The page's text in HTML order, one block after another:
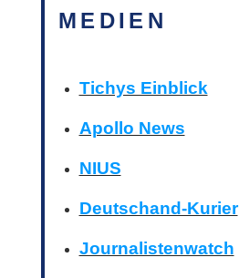
MEDIEN
Tichys Einblick
Apollo News
NIUS
Deutschand-Kurier
Journalistenwatch